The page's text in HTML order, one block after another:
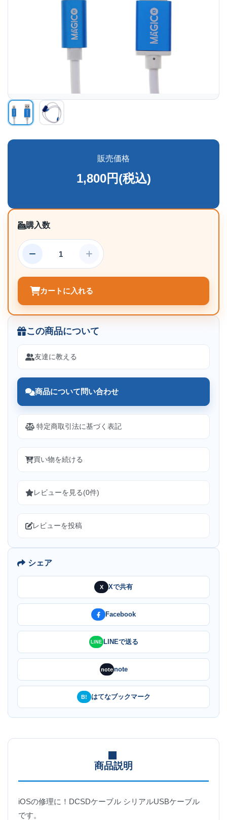
販売価格
1,800円(税込)
購入数
カートに入れる
この商品について
友達に教える
商品について問い合わせ
特定商取引法に基づく表記
買い物を続ける
レビューを見る(0件)
レビューを投稿
シェア
X Xで共有
Facebook
LINE LINEで送る
notenote
B! はてなブックマーク
商品説明
iOSの修理に！DCSDケーブル シリアルUSBケーブル
です。